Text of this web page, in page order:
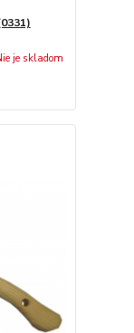
je skladom